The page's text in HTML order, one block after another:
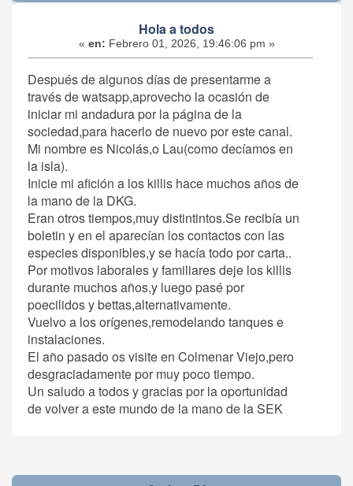
Hola a todos
« en: Febrero 01, 2026, 19:46:06 pm »
Después de algunos días de presentarme a
través de watsapp,aprovecho la ocasión de
iniciar mi andadura por la página de la
sociedad,para hacerlo de nuevo por este canal.
Mi nombre es Nicolás,o Lau(como decíamos en
la isla).
Inicie mi afición a los killis hace muchos años de
la mano de la DKG.
Eran otros tiempos,muy distintintos.Se recibía un
boletin y en el aparecían los contactos con las
especies disponibles,y se hacía todo por carta..
Por motivos laborales y familiares deje los killis
durante muchos años,y luego pasé por
poecilidos y bettas,alternativamente.
Vuelvo a los orígenes,remodelando tanques e
instalaciones.
El año pasado os visite en Colmenar Viejo,pero
desgraciadamente por muy poco tiempo.
Un saludo a todos y gracias por la oportunidad
de volver a este mundo de la mano de la SEK